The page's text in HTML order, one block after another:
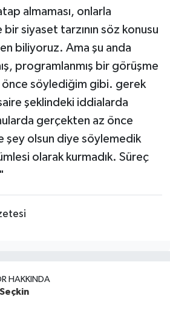
almaması, onlarla
siyaset tarzının söz konusu
biliyoruz. Ama şu anda
programlanmış bir görüşme
söylediğim gibi. gerek
şeklindeki iddialarda
gerçekten az önce
şey olsun diye söylemedik
olarak kurmadık. Süreç
HAKKINDA